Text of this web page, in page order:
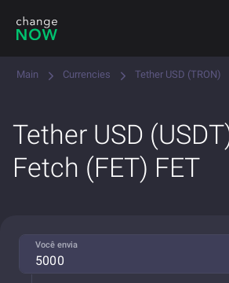
Main Currencies Tether USD (TRON)
Tether USD
Fetch (FET) FET
Você envia